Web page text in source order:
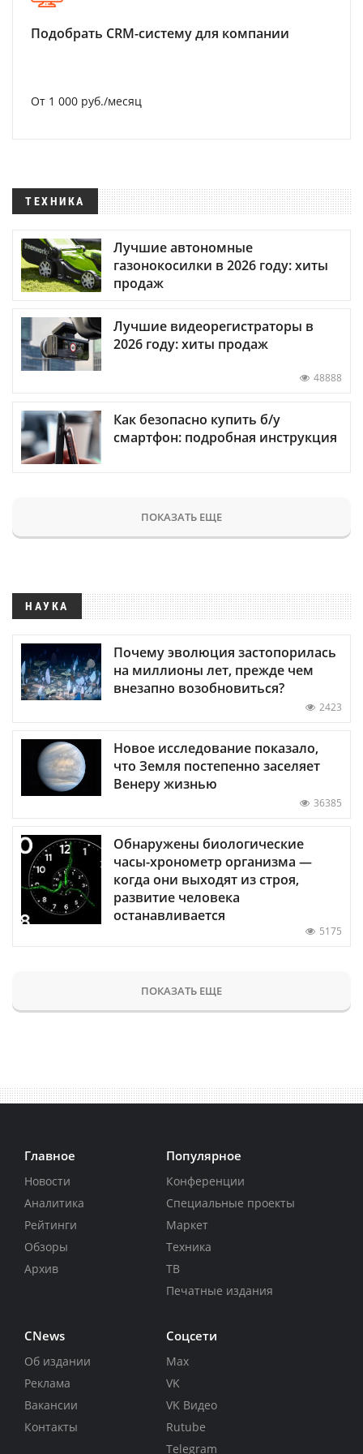
Подобрать CRM-систему для компании
От 1 000 руб./месяц
ТЕХНИКА
Лучшие автономные
газонокосилки в 2026 году: хиты
продаж
Лучшие видеорегистраторы в
2026 году: хиты продаж
48888
Как безопасно купить б/у
смартфон: подробная инструкция
ПОКАЗАТЬ ЕЩЕ
НАУКА
Почему эволюция застопорилась
на миллионы лет, прежде чем
внезапно возобновиться?
2423
Новое исследование показало,
что Земля постепенно заселяет
Венеру жизнью
36385
Обнаружены биологические
часы-хронометр организма —
когда они выходят из строя,
развитие человека
останавливается
5175
ПОКАЗАТЬ ЕЩЕ
Главное
Новости
Аналитика
Рейтинги
Обзоры
Архив
Популярное
Конференции
Специальные проекты
Маркет
Техника
ТВ
Печатные издания
CNews
Об издании
Реклама
Вакансии
Контакты
Соцсети
Max
VK
VK Видео
Rutube
Telegram